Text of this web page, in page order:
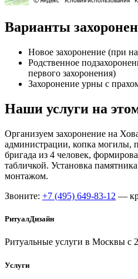
Варианты
Новое захоронение (при
Родственное
первого захоронения)
Захоронение урны с
Наши услуги на
Организуем захоронение на
администрации, копка могилы,
бригада из 4 человек,
табличкой. Установка
монтажом.
Звоните: +7 (495) 649-83-12 —
РитуалДизайн
Ритуальные услуги в Москвы с
Услуги